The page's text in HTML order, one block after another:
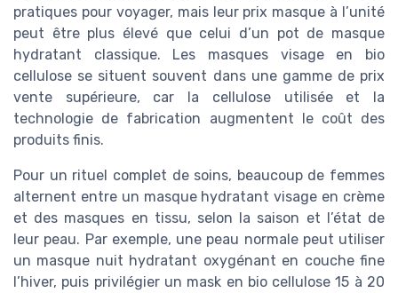
pratiques pour voyager, mais leur prix masque à l’unité
peut être plus élevé que celui d’un pot de masque
hydratant classique. Les masques visage en bio
cellulose se situent souvent dans une gamme de prix
vente supérieure, car la cellulose utilisée et la
technologie de fabrication augmentent le coût des
produits finis.
Pour un rituel complet de soins, beaucoup de femmes
alternent entre un masque hydratant visage en crème
et des masques en tissu, selon la saison et l’état de
leur peau. Par exemple, une peau normale peut utiliser
un masque nuit hydratant oxygénant en couche fine
l’hiver, puis privilégier un mask en bio cellulose 15 à 20